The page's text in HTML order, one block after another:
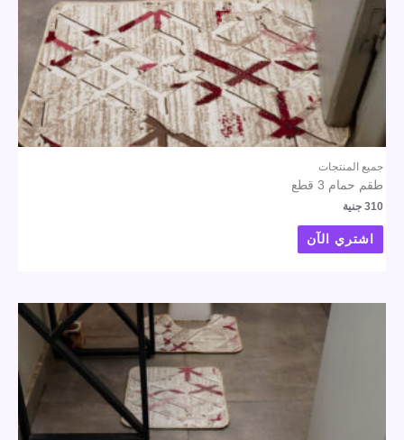
جميع المنتجات
طقم حمام 3 قطع
310 جنية
اشتري الآن